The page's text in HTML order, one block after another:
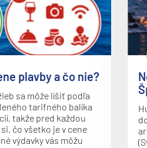
plavby a čo nie?
sa môže líšiť podľa
tarifného balíka
takže pred každou
čo všetko je v cene
výdavky vás môžu